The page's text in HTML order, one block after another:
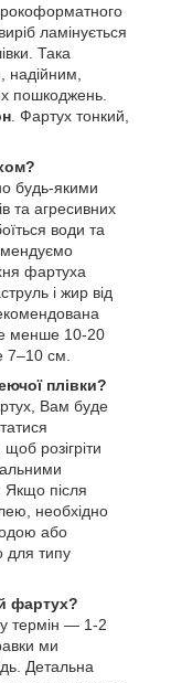
ламінується
Така
надійним,
пошкоджень.
. Фартух тонкий,
будь-якими
та агресивних
води та
фартуха
і жир від
менше 10-20
7–10 см.
плівки?
Вам буде
розігріти
Якщо після
необхідно
або
для типу
фартух?
термін — 1-2
ми
Детальна